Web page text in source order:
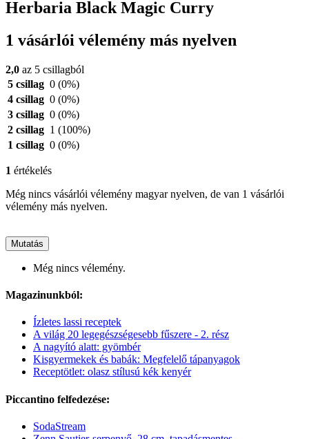
Herbaria Black Magic Curry
1 vásárlói vélemény más nyelven
2,0 az 5 csillagból
5 csillag 0 (0%)
4 csillag 0 (0%)
3 csillag 0 (0%)
2 csillag 1 (100%)
1 csillag 0 (0%)
1 értékelés
Még nincs vásárlói vélemény magyar nyelven, de van 1 vásárlói
vélemény más nyelven.
Mutatás
Még nincs vélemény.
Magazinunkból:
Ízletes lassi receptek
A világ 20 legegészségesebb fűszere - 2. rész
A nagyító alatt: gyömbér
Kisgyermekek és babák: Megfelelő tápanyagok
Receptötlet: olasz stílusú kék kenyér
Piccantino felfedezése:
SodaStream